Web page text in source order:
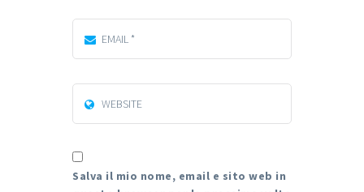
Salva il mio nome, email e sito web in